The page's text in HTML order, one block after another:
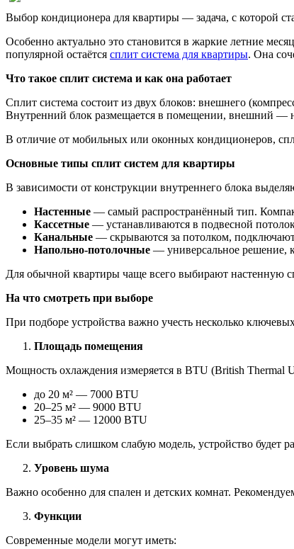
Выбор кондиционера для квартиры — задача, с которой
Особенно актуально это становится в жаркие летние
популярной остаётся сплит система для квартиры. Она
Что такое сплит система и как она работает
Сплит система состоит из двух блоков: внешнего
Внутренний блок размещается в помещении, внешний —
В отличие от мобильных или оконных кондиционеров,
Основные типы сплит систем для квартиры
В зависимости от конструкции внутреннего блока
Настенные — самый распространённый тип.
Кассетные — устанавливаются в подвесной
Канальные — скрываются за потолком,
Напольно-потолочные — универсальное решение,
Для обычной квартиры чаще всего выбирают настенную
На что смотреть при выборе
При подборе устройства важно учесть несколько
Площадь помещения
Мощность охлаждения измеряется в BTU (British Thermal
до 20 м² — 7000 BTU
20–25 м² — 9000 BTU
25–35 м² — 12000 BTU
Если выбрать слишком слабую модель, устройство будет
Уровень шума
Важно особенно для спален и детских комнат.
Функции
Современные модели могут иметь: